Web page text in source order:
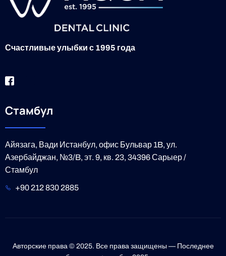
Счастливые улыбки с 1995 года
Стамбул
Айязага, Вади Истанбул, офис Бульвар 1B, ул.
Азербайджан, №3/B, эт. 9, кв. 23, 34396 Сарыер /
Стамбул
+90 212 830 2885
Авторские права © 2025. Все права защищены — Последнее